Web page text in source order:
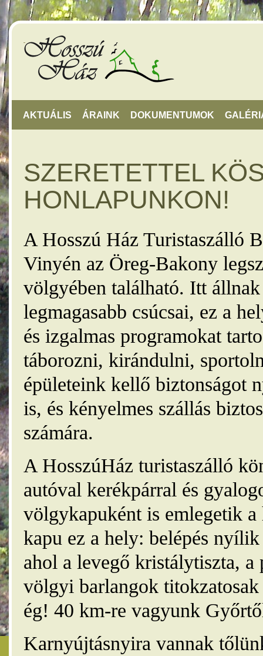
AKTUÁLIS ÁRAINK DOKUMENTUMOK
SZERETETTEL
HONLAPUNKON!
A Hosszú Ház Turistaszálló
Vinyén az Öreg-Bakony
völgyében található. Itt
legmagasabb csúcsai, ez a
és izgalmas programokat
táborozni, kirándulni,
épületeink kellő biztonságot
is, és kényelmes szállás
számára.
A HosszúHáz turistaszálló
autóval kerékpárral és
völgykapuként is emlegetik
kapu ez a hely: belépés
ahol a levegő kristálytiszta, a
völgyi barlangok
ég! 40 km-re vagyunk
Karnyújtásnyira vannak